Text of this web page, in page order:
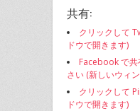
共有:
クリックして
ドウで開きます)
Facebook で
さい (新しいウィ
クリックして
ドウで開きます)